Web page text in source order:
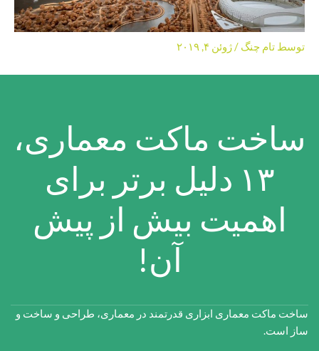
توسط تام چنگ /ژوئن ۴, ۲۰۱۹
ساخت ماکت معماری،
۱۳ دلیل برتر برای
اهمیت بیش از پیش
آن!
ساخت ماکت معماری ابزاری قدرتمند در معماری، طراحی و ساخت و
ساز است.